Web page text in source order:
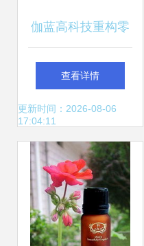
伽蓝高科技重构零
供新范式 硬件革新
驭未来，品牌巨擘
解锁美妆新赛道的
科技革命
查看详情
更新时间：2026-08-06
17:04:11